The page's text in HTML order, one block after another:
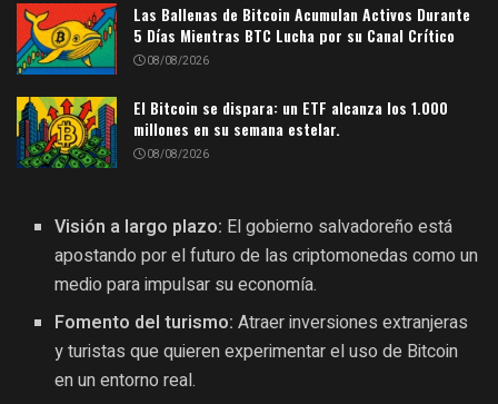
Las Ballenas de Bitcoin Acumulan Activos Durante
5 Días Mientras BTC Lucha por su Canal Crítico
08/08/2026
El Bitcoin se dispara: un ETF alcanza los 1.000
millones en su semana estelar.
08/08/2026
Visión a largo plazo: El gobierno salvadoreño está
apostando por el futuro de las criptomonedas como un
medio para impulsar su economía.
Fomento del turismo: Atraer inversiones extranjeras
y turistas que quieren experimentar el uso de Bitcoin
en un entorno real.